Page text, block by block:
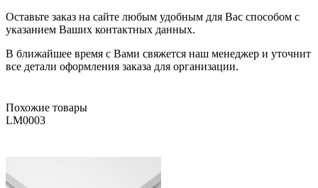
Оставьте заказ на сайте любым удобным для Вас способом с
указанием Ваших контактных данных.
В ближайшее время с Вами свяжется наш менеджер и уточнит
все детали оформления заказа для организации.
Похожие товары
LM0003